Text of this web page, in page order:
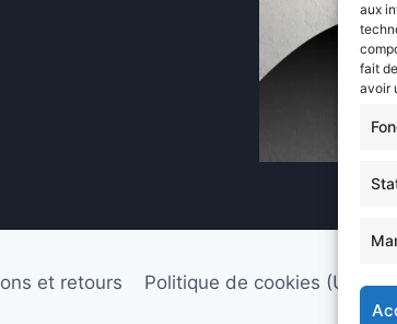
aux
fait
avoir
et retours Politique de cookies (UE)